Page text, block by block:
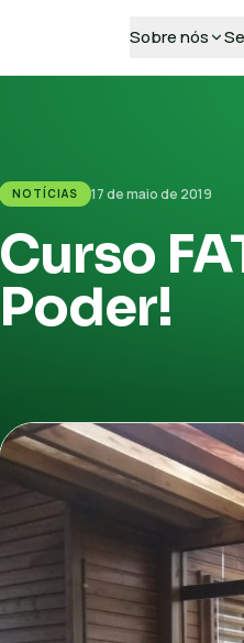
Sobre nós
NOTÍCIAS 17 de maio de 2019
Curso
Poder!